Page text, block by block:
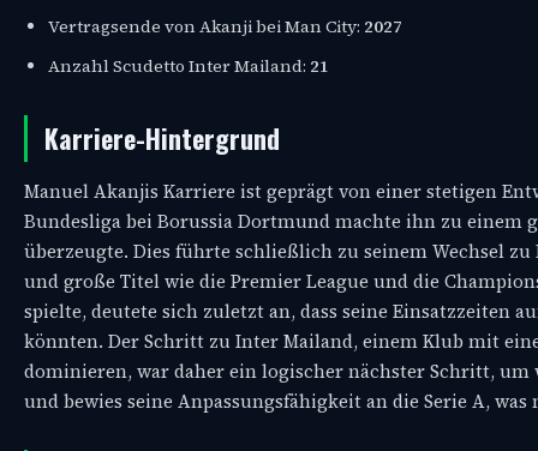
Vertragsende von Akanji bei Man City: 2027
Anzahl Scudetto Inter Mailand: 21
Karriere-Hintergrund
Manuel Akanjis Karriere ist geprägt von einer stetigen
Bundesliga bei Borussia Dortmund machte ihn zu einem
überzeugte. Dies führte schließlich zu seinem Wechsel
und große Titel wie die Premier League und die
spielte, deutete sich zuletzt an, dass seine Einsatzzeiten
könnten. Der Schritt zu Inter Mailand, einem Klub mit
dominieren, war daher ein logischer nächster Schritt,
und bewies seine Anpassungsfähigkeit an die Serie A,